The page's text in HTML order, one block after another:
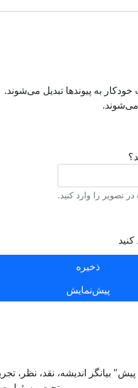
به پیوند‌ها تبدیل می‌شوند.
تصویر را وارد کنید.
پیش" بیانگر اندیشه، نقد، نظر،